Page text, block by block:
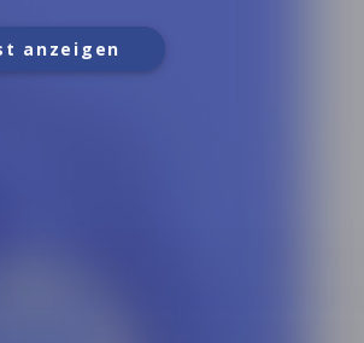
anzeigen